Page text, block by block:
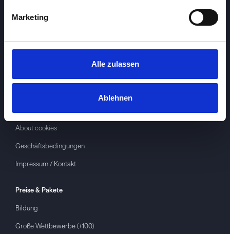
Marketing
Alle zulassen
Ablehnen
About cookies
Geschäftsbedingungen
Impressum / Kontakt
Preise & Pakete
Bildung
Große Wettbewerbe (+100)